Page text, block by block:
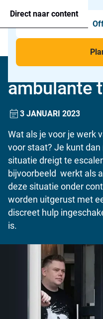
Direct naar content
Agressie alarmering
Man-down & BHV
Voor wie
Toepassingen
ambulante
3 JANUARI 2023
Wat als je voor je werk
voor staat? Je kunt
situatie dreigt te
bijvoorbeeld werkt als
deze situatie onder
worden uitgerust met
discreet hulp
is.